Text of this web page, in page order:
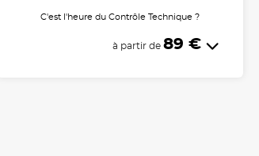
C'est l'heure du Contrôle Technique ?
à partir de 89 €